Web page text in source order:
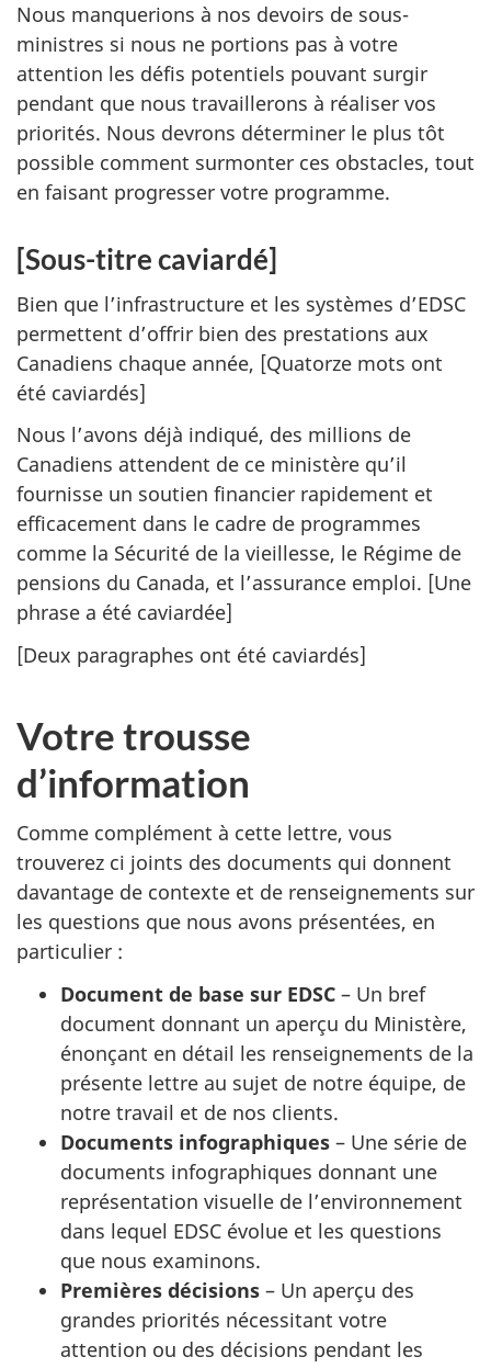
Nous manquerions à nos devoirs de sous-
ministres si nous ne portions pas à votre
attention les défis potentiels pouvant surgir
pendant que nous travaillerons à réaliser vos
priorités. Nous devrons déterminer le plus tôt
possible comment surmonter ces obstacles, tout
en faisant progresser votre programme.
[Sous-titre caviardé]
Bien que l’infrastructure et les systèmes d’EDSC
permettent d’offrir bien des prestations aux
Canadiens chaque année, [Quatorze mots ont
été caviardés]
Nous l’avons déjà indiqué, des millions de
Canadiens attendent de ce ministère qu’il
fournisse un soutien financier rapidement et
efficacement dans le cadre de programmes
comme la Sécurité de la vieillesse, le Régime de
pensions du Canada, et l’assurance emploi. [Une
phrase a été caviardée]
[Deux paragraphes ont été caviardés]
Votre trousse
d’information
Comme complément à cette lettre, vous
trouverez ci joints des documents qui donnent
davantage de contexte et de renseignements sur
les questions que nous avons présentées, en
particulier :
Document de base sur EDSC – Un bref
document donnant un aperçu du Ministère,
énonçant en détail les renseignements de la
présente lettre au sujet de notre équipe, de
notre travail et de nos clients.
Documents infographiques – Une série de
documents infographiques donnant une
représentation visuelle de l’environnement
dans lequel EDSC évolue et les questions
que nous examinons.
Premières décisions – Un aperçu des
grandes priorités nécessitant votre
attention ou des décisions pendant les